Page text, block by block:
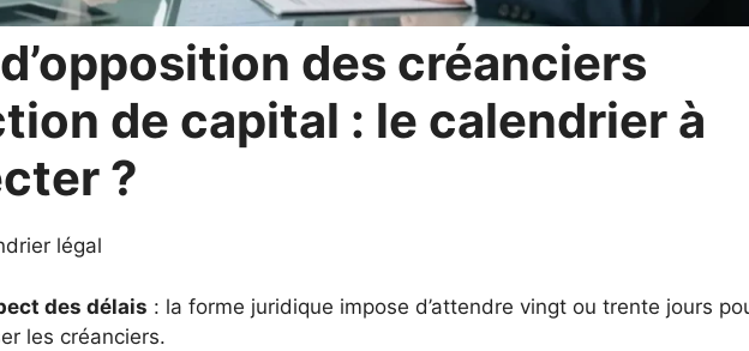
des créanciers
de capital : le calendrier à
?
légal
des délais : la forme juridique impose d’attendre vingt ou trente jours
les créanciers.